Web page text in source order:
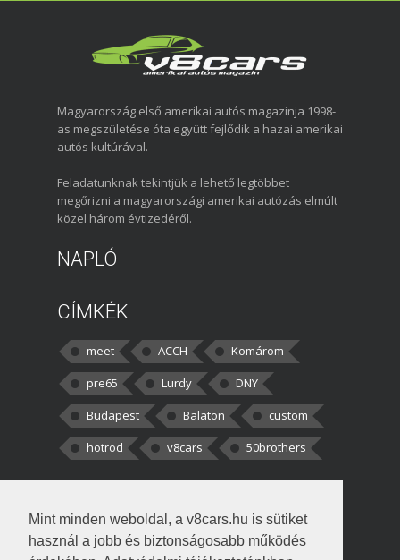
Mint minden weboldal, a v8cars.hu is sütiket
használ a jobb és biztonságosabb működés
Magyarország első amerikai autós magazinja 1998-
as megszületése óta együtt fejlődik a hazai amerikai
autós kultúrával.
Feladatunknak tekintjük a lehető legtöbbet
megőrizni a magyarországi amerikai autózás elmúlt
közel három évtizedéről.
NAPLÓ
CÍMKÉK
meet ACCH
Komárom
pre65
Lurdy
DNY
Budapest
Balaton
custom
hotrod
v8cars 50brothers
kortisz:Elszúrtam! Én csak két
darabbaal számoltam. Nem tudtam, hogy fél autót,